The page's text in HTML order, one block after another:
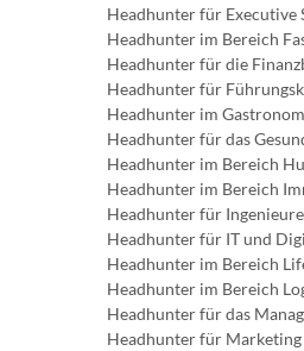
Headhunter für Executive
Headhunter im Bereich
Headhunter für die
Headhunter für
Headhunter im
Headhunter für das
Headhunter im Bereich
Headhunter im Bereich
Headhunter für
Headhunter für IT und
Headhunter im Bereich
Headhunter im Bereich
Headhunter für das
Headhunter für Marketing